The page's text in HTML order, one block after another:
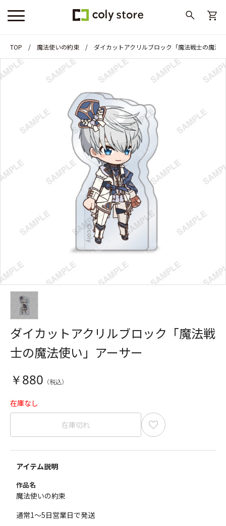
TOP 魔法使いの約束 ダイカットアクリルブロック「魔法戦士の魔法
ダイカットアクリルブロック「魔法戦
士の魔法使い」アーサー
￥880
在庫なし
在庫切れ
アイテム説明
作品名
魔法使いの約束
通常1～5日営業日で発送